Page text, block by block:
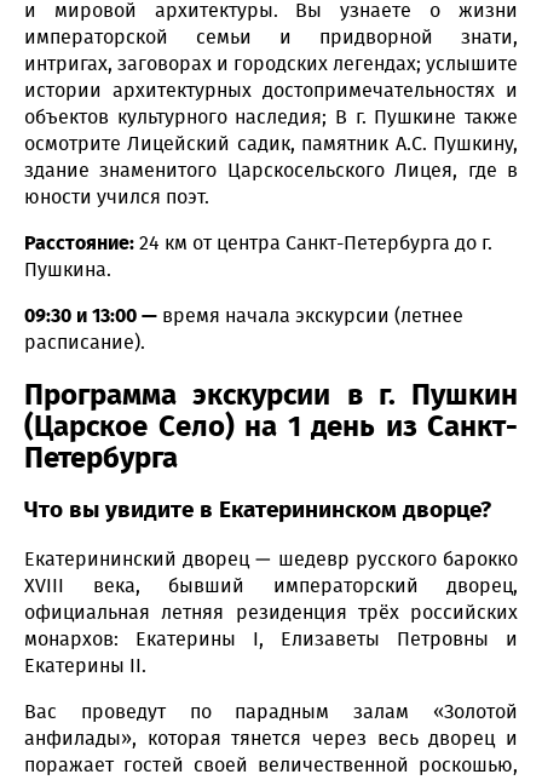
и мировой архитектуры. Вы узнаете о жизни
императорской семьи и придворной знати,
интригах, заговорах и городских легендах; услышите
истории архитектурных достопримечательностях и
объектов культурного наследия; В г. Пушкине также
осмотрите Лицейский садик, памятник А.С. Пушкину,
здание знаменитого Царскосельского Лицея, где в
юности учился поэт.
Расстояние: 24 км от центра Санкт-Петербурга до г.
Пушкина.
09:30 и 13:00 — время начала экскурсии (летнее
расписание).
Программа экскурсии в г. Пушкин
(Царское Село) на 1 день из Санкт-
Петербурга
Что вы увидите в Екатерининском дворце?
Екатерининский дворец — шедевр русского барокко
XVIII века, бывший императорский дворец,
официальная летняя резиденция трёх российских
монархов: Екатерины I, Елизаветы Петровны и
Екатерины II.
Вас проведут по парадным залам «Золотой
анфилады», которая тянется через весь дворец и
поражает гостей своей величественной роскошью,